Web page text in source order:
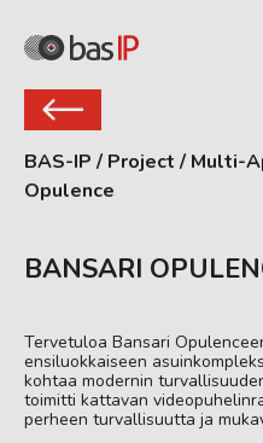
BAS-IP / Project / Multi-
Opulence
BANSARI
Tervetuloa Bansari
ensiluokkaiseen
kohtaa modernin
toimitti kattavan
perheen turvallisuutta ja